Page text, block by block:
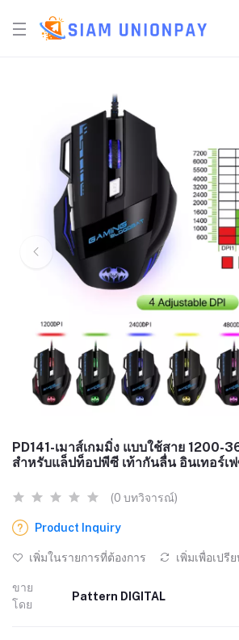
PD141-เมาส์เกมมิ่ง แบบใช้สาย 1200-
สำหรับแล็ปท็อปพีซี เท้ากันลื่น อินเทอร์เฟ
(0 บทวิจารณ์)
Product Inquiry
เพิ่มในรายการที่ต้องการ เพิ่มเพื่อเปรี
ขาย
โดย
Pattern DIGITAL